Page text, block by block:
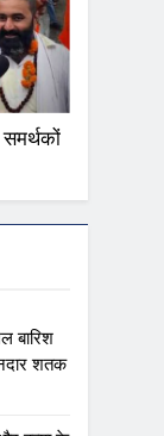
बारिश
शतक